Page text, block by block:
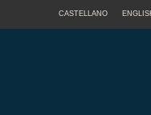
CASTELLANO